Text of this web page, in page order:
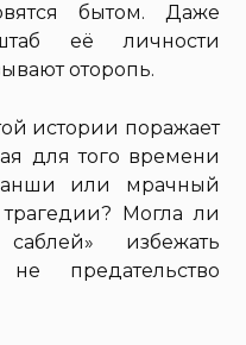
бытом. Даже
её личности
оторопь.
истории поражает
для того времени
или мрачный
Могла ли
избежать
предательство